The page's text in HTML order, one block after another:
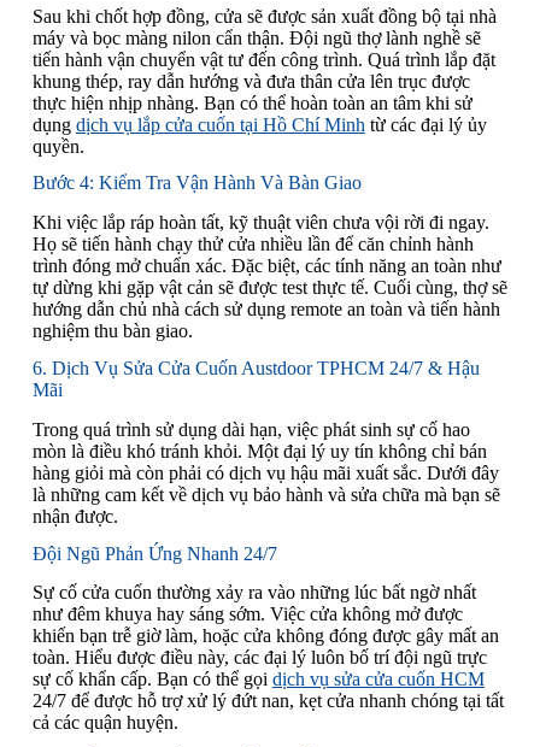
Sau khi chốt hợp đồng, cửa sẽ được sản xuất đồng bộ tại nhà
máy và bọc màng nilon cẩn thận. Đội ngũ thợ lành nghề sẽ
tiến hành vận chuyển vật tư đến công trình. Quá trình lắp đặt
khung thép, ray dẫn hướng và đưa thân cửa lên trục được
thực hiện nhịp nhàng. Bạn có thể hoàn toàn an tâm khi sử
dụng dịch vụ lắp cửa cuốn tại Hồ Chí Minh từ các đại lý ủy
quyền.
Bước 4: Kiểm Tra Vận Hành Và Bàn Giao
Khi việc lắp ráp hoàn tất, kỹ thuật viên chưa vội rời đi ngay.
Họ sẽ tiến hành chạy thử cửa nhiều lần để căn chỉnh hành
trình đóng mở chuẩn xác. Đặc biệt, các tính năng an toàn như
tự dừng khi gặp vật cản sẽ được test thực tế. Cuối cùng, thợ sẽ
hướng dẫn chủ nhà cách sử dụng remote an toàn và tiến hành
nghiệm thu bàn giao.
6. Dịch Vụ Sửa Cửa Cuốn Austdoor TPHCM 24/7 & Hậu
Mãi
Trong quá trình sử dụng dài hạn, việc phát sinh sự cố hao
mòn là điều khó tránh khỏi. Một đại lý uy tín không chỉ bán
hàng giỏi mà còn phải có dịch vụ hậu mãi xuất sắc. Dưới đây
là những cam kết về dịch vụ bảo hành và sửa chữa mà bạn sẽ
nhận được.
Đội Ngũ Phản Ứng Nhanh 24/7
Sự cố cửa cuốn thường xảy ra vào những lúc bất ngờ nhất
như đêm khuya hay sáng sớm. Việc cửa không mở được
khiến bạn trễ giờ làm, hoặc cửa không đóng được gây mất an
toàn. Hiểu được điều này, các đại lý luôn bố trí đội ngũ trực
sự cố khẩn cấp. Bạn có thể gọi dịch vụ sửa cửa cuốn HCM
24/7 để được hỗ trợ xử lý đứt nan, kẹt cửa nhanh chóng tại tất
cả các quận huyện.